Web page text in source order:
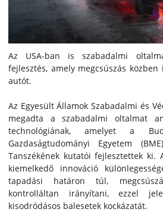
Az USA-ban is szabadalmi
fejlesztés, amely megcsúszás
autót.
Az Egyesült Államok Szabadalmi és
megadta a szabadalmi oltalmat
technológiának, amelyet a
Gazdaságtudományi Egyetem
Tanszékének kutatói fejlesztettek ki.
kiemelkedő innováció
tapadási határon túl,
kontrolláltan irányítani, ezzel
kisodródásos balesetek kockázatát.